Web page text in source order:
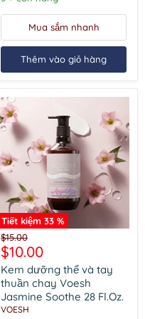
Mua sắm nhanh
Thêm vào giỏ hàng
Tiết kiệm 33 %
Kem
dưỡng
thể
và
tay
thuần
chay
Voesh
Giá
gốc
$15.00
Giá
hiện
tại
$10.00
Kem dưỡng thể và tay
thuần chay Voesh
Jasmine Soothe 28 Fl.Oz.
VOESH